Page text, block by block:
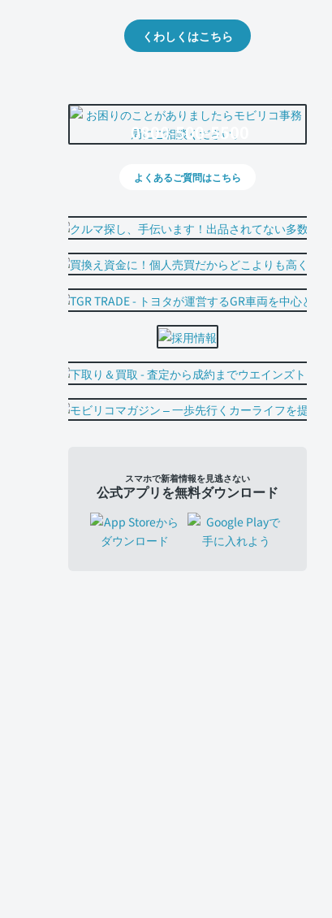
くわしくはこちら
0800-500-5500
よくあるご質問はこちら
スマホで新着情報を見逃さない
公式アプリを無料ダウンロード